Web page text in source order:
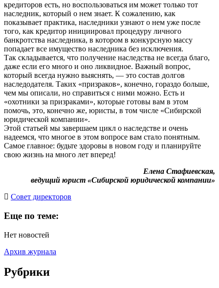
кредиторов есть, но воспользоваться им может только тот
наследник, который о нем знает. К сожалению, как
показывает практика, наследники узнают о нем уже после
того, как кредитор инициировал процедуру личного
банкротства наследника, в котором в конкурсную массу
попадает все имущество наследника без исключения.
Так складывается, что получение наследства не всегда благо,
даже если его много и оно ликвидное. Важный вопрос,
который всегда нужно выяснять, — это состав долгов
наследодателя. Таких «призраков», конечно, гораздо больше,
чем мы описали, но справиться с ними можно. Есть и
«охотники за призраками», которые готовы вам в этом
помочь, это, конечно же, юристы, в том числе «Сибирской
юридической компании».
Этой статьей мы завершаем цикл о наследстве и очень
надеемся, что многое в этом вопросе вам стало понятным.
Самое главное: будьте здоровы в новом году и планируйте
свою жизнь на много лет вперед!
Елена Стафиевская,
ведущий юрист «Сибирской юридической компании»
Cовет директоров
Еще по теме:
Нет новостей
Архив журнала
Рубрики